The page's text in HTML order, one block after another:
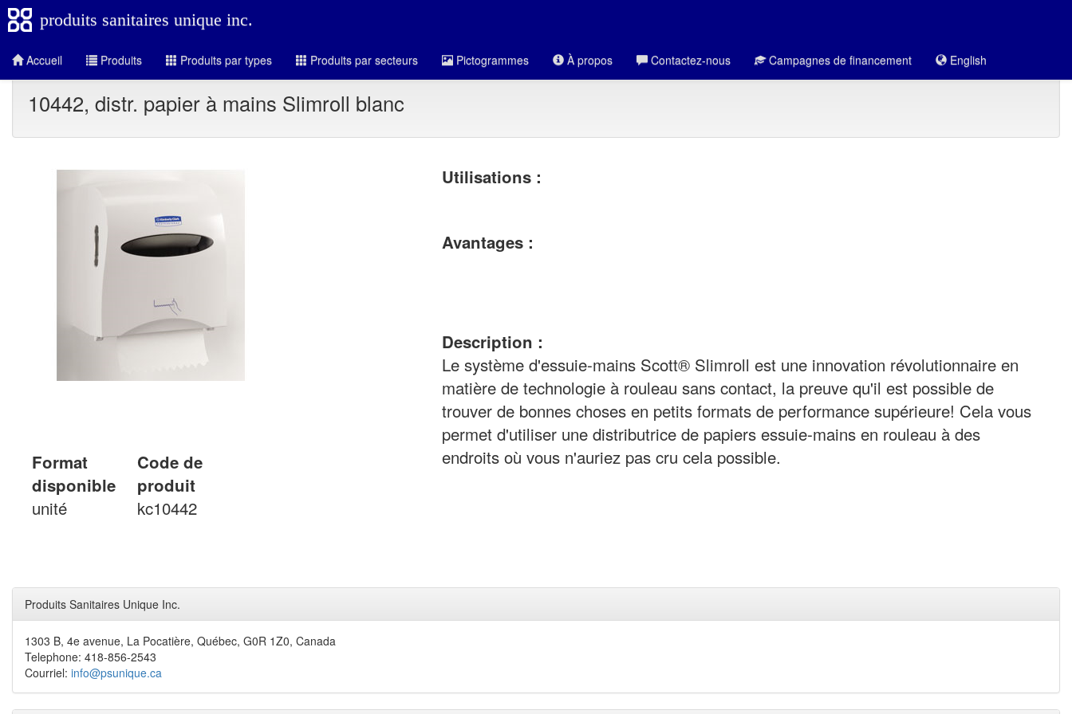
produits sanitaires unique inc.
Accueil Produits Produits par types Produits par secteurs Pictogrammes À propos Contactez-nous Campagnes de financement English
10442, distr. papier à mains Slimroll blanc
Format
disponible
Code de
produit
unité kc10442
Utilisations :
Avantages :
Description :
Le système d'essuie-mains Scott® Slimroll est une innovation révolutionnaire en
matière de technologie à rouleau sans contact, la preuve qu'il est possible de
trouver de bonnes choses en petits formats de performance supérieure! Cela vous
permet d'utiliser une distributrice de papiers essuie-mains en rouleau à des
endroits où vous n'auriez pas cru cela possible.
Produits Sanitaires Unique Inc.
1303 B, 4e avenue, La Pocatière, Québec, G0R 1Z0, Canada
Telephone: 418-856-2543
Courriel: info@psunique.ca